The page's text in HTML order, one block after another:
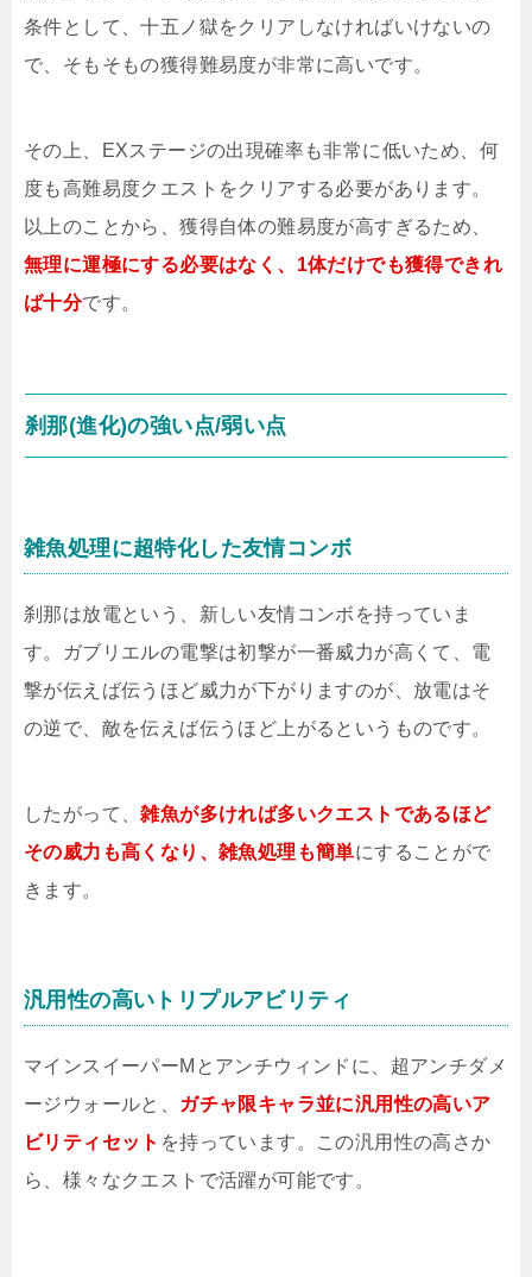
条件として、十五ノ獄をクリアしなければいけないの
で、そもそもの獲得難易度が非常に高いです。
その上、EXステージの出現確率も非常に低いため、何
度も高難易度クエストをクリアする必要があります。
以上のことから、獲得自体の難易度が高すぎるため、
無理に運極にする必要はなく、1体だけでも獲得できれ
ば十分です。
刹那(進化)の強い点/弱い点
雑魚処理に超特化した友情コンボ
刹那は放電という、新しい友情コンボを持っていま
す。ガブリエルの電撃は初撃が一番威力が高くて、電
撃が伝えば伝うほど威力が下がりますのが、放電はそ
の逆で、敵を伝えば伝うほど上がるというものです。
したがって、雑魚が多ければ多いクエストであるほど
その威力も高くなり、雑魚処理も簡単にすることがで
きます。
汎用性の高いトリプルアビリティ
マインスイーパーMとアンチウィンドに、超アンチダメ
ージウォールと、
ガチャ限キャラ並に汎用性の高いア
ビリティセット を持っています。この汎用性の高さか
ら、様々なクエストで活躍が可能です。